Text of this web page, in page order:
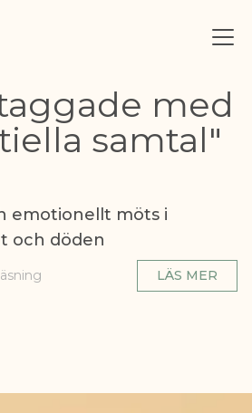
med
samtal"
emotionellt möts i
och döden
LÄS MER